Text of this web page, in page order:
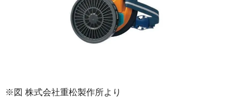
※図 株式会社重松製作所より